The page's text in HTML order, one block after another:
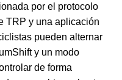
por el protocolo
TRP y una aplicación
pueden alternar
y un modo
de forma